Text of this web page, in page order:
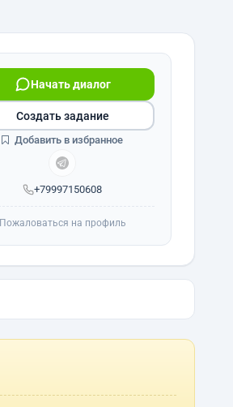
+79997150608
Начать диалог
Создать задание
Добавить в избранное
Пожаловаться на профиль